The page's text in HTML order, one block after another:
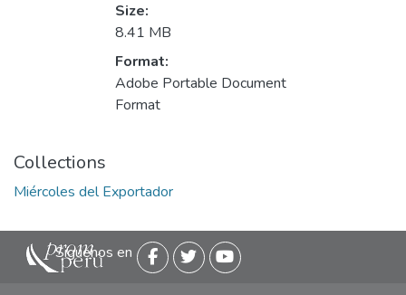
Size:
8.41 MB
Format:
Adobe Portable Document
Format
Collections
Miércoles del Exportador
Siguenos en